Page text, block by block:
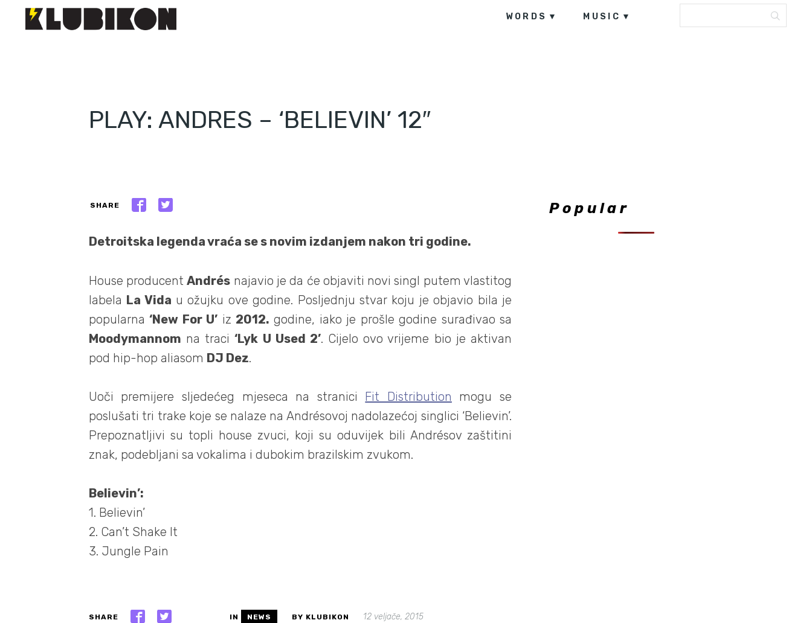
WORDS MUSIC
PLAY: ANDRES – ‘BELIEVIN’ 12″
SHARE
Detroitska legenda vraća se s novim izdanjem nakon tri godine.
House producentAndrés najavio je da će objaviti novi singl putem vlastitog
labela La Vida u ožujku ove godine. Posljednju stvar koju je objavio bila je
popularna‘New For U’ iz 2012. godine, iako je prošle godine surađivao sa
Moodymannom na traci‘Lyk U Used 2’. Cijelo ovo vrijeme bio je aktivan
pod hip-hop aliasom DJ Dez.
Uoči premijere sljedećeg mjeseca na stranici Fit Distribution mogu se
poslušati tri trake koje se nalaze na Andrésovoj nadolazećoj singlici ‘Believin’.
Prepoznatljivi su topli house zvuci, koji su oduvijek bili Andrésov zaštitini
znak, podebljani sa vokalima i dubokim brazilskim zvukom.
Believin’:
1. Believin’
2. Can’t Shake It
3. Jungle Pain
SHARE IN NEWS BY KLUBIKON 12 veljače, 2015
Popular